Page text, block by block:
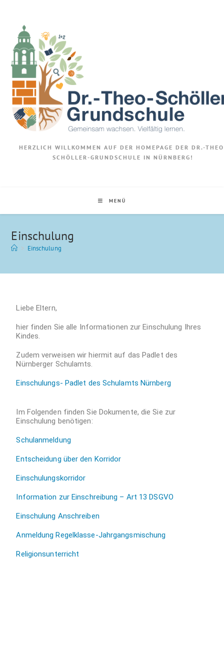
HERZLICH WILLKOMMEN AUF DER HOMEPAGE DER DR.-
SCHÖLLER-GRUNDSCHULE IN NÜRNBERG!
MENÜ
Einschulung
> Einschulung
Liebe Eltern,
hier finden Sie alle Informationen zur Einschulung Ihres
Kindes.
Zudem verweisen wir hiermit auf das Padlet des
Nürnberger Schulamts.
Einschulungs- Padlet des Schulamts Nürnberg
Im Folgenden finden Sie Dokumente, die Sie zur
Einschulung benötigen:
Schulanmeldung
Entscheidung über den Korridor
Einschulungskorridor
Information zur Einschreibung – Art 13 DSGVO
Einschulung Anschreiben
Anmeldung Regelklasse-Jahrgangsmischung
Religionsunterricht